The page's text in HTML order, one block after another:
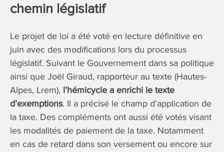
chemin législatif
Le projet de loi a été voté en lecture définitive en
juin avec des modifications lors du processus
législatif. Suivant le Gouvernement dans sa politique
ainsi que Joël Giraud, rapporteur au texte (Hautes-
Alpes, Lrem), l’hémicycle a enrichi le texte
d’exemptions. Il a précisé le champ d’application de
la taxe. Des compléments ont aussi été votés visant
les modalités de paiement de la taxe. Notamment
en cas de retard dans son versement ou encore sur